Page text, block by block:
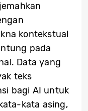
kontekstual
pada
Data yang
teks
bagi AI untuk
kata asing,